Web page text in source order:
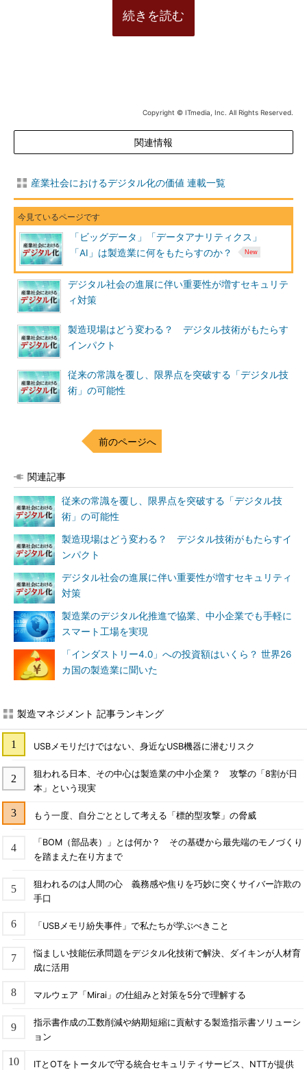
続きを読む
Copyright © ITmedia, Inc. All Rights Reserved.
関連情報
産業社会におけるデジタル化の価値 連載一覧
「ビッグデータ」「データアナリティクス」
「AI」は製造業に何をもたらすのか？
デジタル社会の進展に伴い重要性が増すセキュリテ
ィ対策
製造現場はどう変わる？ デジタル技術がもたらす
インパクト
従来の常識を覆し、限界点を突破する「デジタル技
術」の可能性
前のページへ
関連記事
従来の常識を覆し、限界点を突破する「デジタル技
術」の可能性
製造現場はどう変わる？ デジタル技術がもたらすイ
ンパクト
デジタル社会の進展に伴い重要性が増すセキュリティ
対策
製造業のデジタル化推進で協業、中小企業でも手軽に
スマート工場を実現
「インダストリー4.0」への投資額はいくら？ 世界26
カ国の製造業に聞いた
製造マネジメント 記事ランキング
USBメモリだけではない、身近なUSB機器に潜むリスク
狙われる日本、その中心は製造業の中小企業？ 攻撃の「8割が日
本」という現実
もう一度、自分ごととして考える「標的型攻撃」の脅威
「BOM（部品表）」とは何か？ その基礎から最先端のモノづくり
を踏まえた在り方まで
狙われるのは人間の心 義務感や焦りを巧妙に突くサイバー詐欺の
手口
「USBメモリ紛失事件」で私たちが学ぶべきこと
悩ましい技能伝承問題をデジタル化技術で解決、ダイキンが人材育
成に活用
マルウェア「Mirai」の仕組みと対策を5分で理解する
指示書作成の工数削減や納期短縮に貢献する製造指示書ソリューシ
ョン
ITとOTをトータルで守る統合セキュリティサービス、NTTが提供